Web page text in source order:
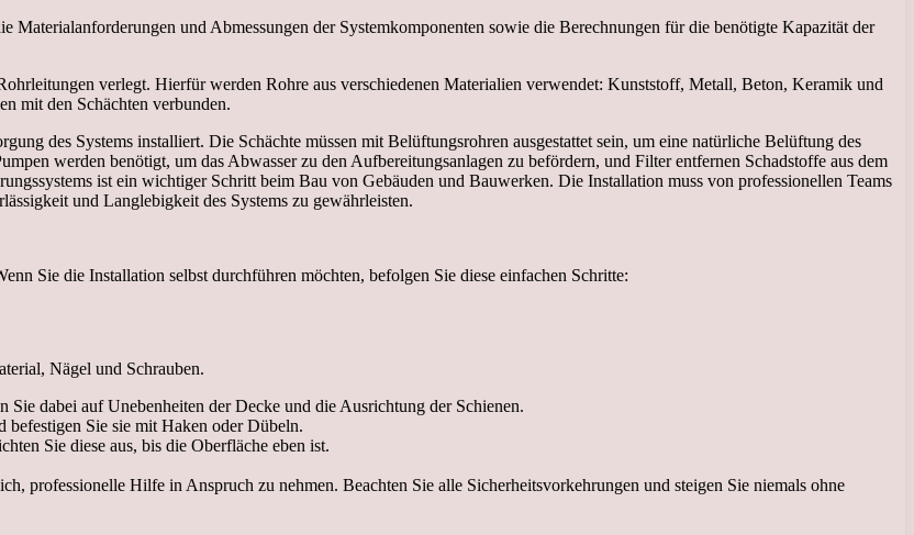
und Abmessungen der Systemkomponenten sowie die Berechnungen für die benötigte Kapazität der
verlegt. Hierfür werden Rohre aus verschiedenen Materialien verwendet: Kunststoff, Metall, Beton, Keramik und
mit den Schächten verbunden.
des Systems installiert. Die Schächte müssen mit Belüftungsrohren ausgestattet sein, um eine natürliche Belüftung des
werden benötigt, um das Abwasser zu den Aufbereitungsanlagen zu befördern, und Filter entfernen Schadstoffe aus dem
ist ein wichtiger Schritt beim Bau von Gebäuden und Bauwerken. Die Installation muss von professionellen Teams
und Langlebigkeit des Systems zu gewährleisten.
Sie die Installation selbst durchführen möchten, befolgen Sie diese einfachen Schritte:
Nägel und Schrauben.
dabei auf Unebenheiten der Decke und die Ausrichtung der Schienen.
befestigen Sie sie mit Haken oder Dübeln.
Sie diese aus, bis die Oberfläche eben ist.
professionelle Hilfe in Anspruch zu nehmen. Beachten Sie alle Sicherheitsvorkehrungen und steigen Sie niemals ohne